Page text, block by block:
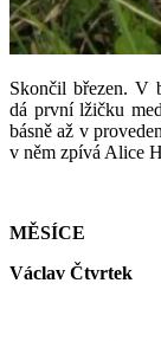
Skončil březen. V
dá první lžičku
básně až v
v něm zpívá Alice
MĚSÍCE
Václav Čtvrtek